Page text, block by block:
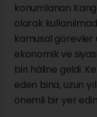
konumlanan
olarak
kamusal görevler
ekonomik ve
biri hâline geldi.
eden bina, uzun
önemli bir yer